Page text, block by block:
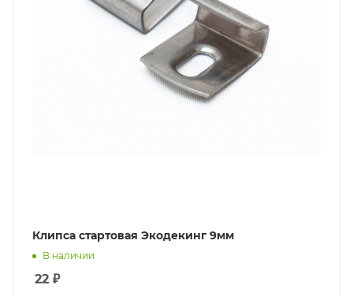
Клипса стартовая Экодекинг 9мм
В наличии
22 ₽